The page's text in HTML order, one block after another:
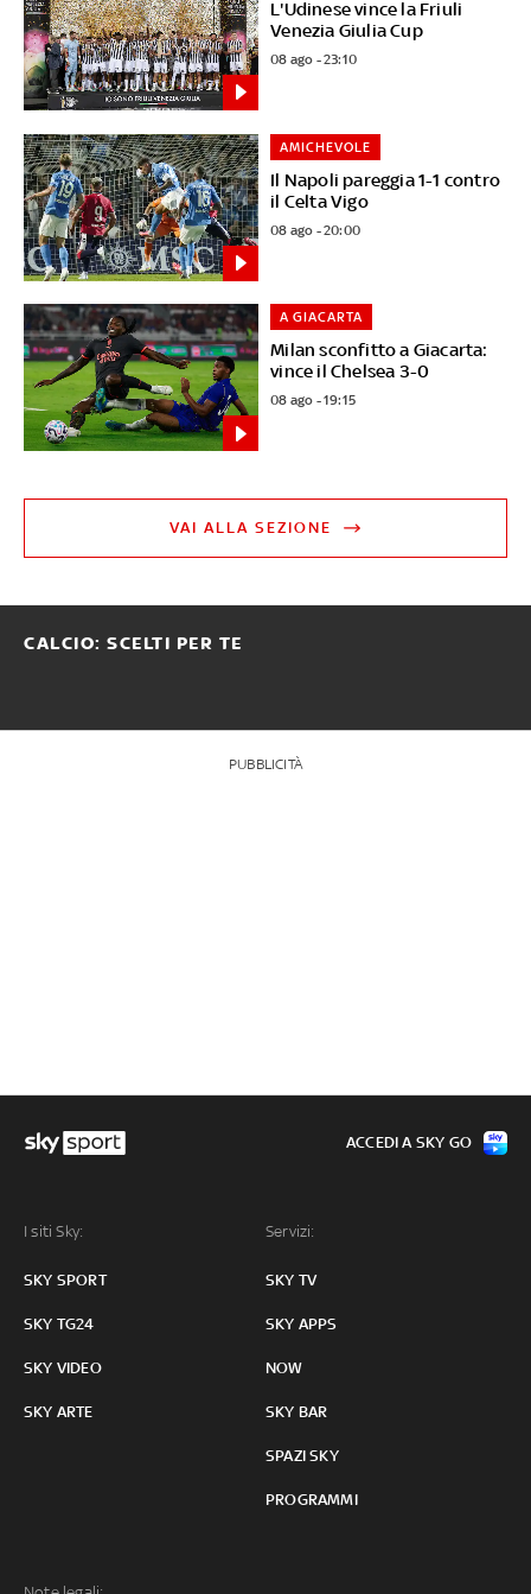
L'Udinese vince la Friuli
Venezia Giulia Cup
08 ago - 23:10
Il Napoli pareggia 1-1 contro
il Celta Vigo
AMICHEVOLE
08 ago - 20:00
Milan sconfitto a Giacarta:
vince il Chelsea 3-0
A GIACARTA
08 ago - 19:15
VAI ALLA SEZIONE
CALCIO: SCELTI PER TE
PUBBLICITÀ
I siti Sky:
SKY SPORT
SKY TG24
SKY VIDEO
SKY ARTE
Servizi:
SKY TV
SKY APPS
NOW
SKY BAR
SPAZI SKY
PROGRAMMI
ACCEDI A SKY GO